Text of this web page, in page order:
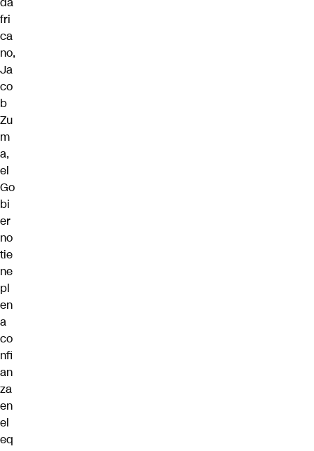
fri
ca
no,
Ja
co
b
Zu
m
a,
el
Go
bi
er
no
tie
ne
pl
en
a
co
nfi
an
za
en
el
eq